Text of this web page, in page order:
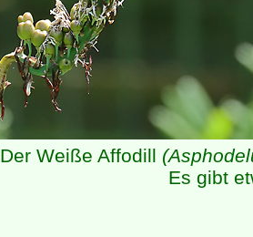
Der Weiße Affodill
Es gibt